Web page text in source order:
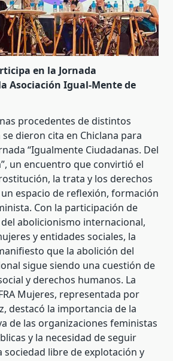
en la Jornada
Asociación Igual-Mente de
procedentes de distintos
dieron cita en Chiclana para
“Igualmente Ciudadanas. Del
un encuentro que convirtió el
la trata y los derechos
espacio de reflexión, formación
Con la participación de
abolicionismo internacional,
y entidades sociales, la
que la abolición del
sigue siendo una cuestión de
y derechos humanos. La
Mujeres, representada por
destacó la importancia de la
de las organizaciones feministas
y la necesidad de seguir
libre de explotación y